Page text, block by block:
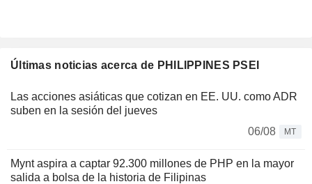
Últimas noticias acerca de PHILIPPINES PSEI
Las acciones asiáticas que cotizan en EE. UU. como ADR
suben en la sesión del jueves
06/08
MT
Mynt aspira a captar 92.300 millones de PHP en la mayor
salida a bolsa de la historia de Filipinas